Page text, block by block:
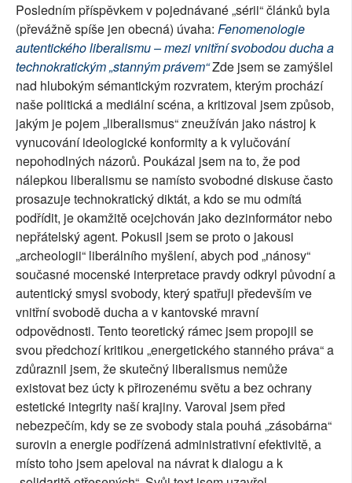
Posledním příspěvkem v pojednávané „sérii“ článků byla
(převážně spíše jen obecná) úvaha: Fenomenologie
autentického liberalismu – mezi vnitřní svobodou ducha a
technokratickým „stanným právem“Zde jsem se zamýšlel
nad hlubokým sémantickým rozvratem, kterým prochází
naše politická a mediální scéna, a kritizoval jsem způsob,
jakým je pojem „liberalismus“ zneužíván jako nástroj k
vynucování ideologické konformity a k vylučování
nepohodlných názorů. Poukázal jsem na to, že pod
nálepkou liberalismu se namísto svobodné diskuse často
prosazuje technokratický diktát, a kdo se mu odmítá
podřídit, je okamžitě ocejchován jako dezinformátor nebo
nepřátelský agent. Pokusil jsem se proto o jakousi
„archeologii“ liberálního myšlení, abych pod „nánosy“
současné mocenské interpretace pravdy odkryl původní a
autentický smysl svobody, který spatřuji především ve
vnitřní svobodě ducha a v kantovské mravní
odpovědnosti. Tento teoretický rámec jsem propojil se
svou předchozí kritikou „energetického stanného práva“ a
zdůraznil jsem, že skutečný liberalismus nemůže
existovat bez úcty k přirozenému světu a bez ochrany
estetické integrity naší krajiny. Varoval jsem před
nebezpečím, kdy se ze svobody stala pouhá „zásobárna“
surovin a energie podřízená administrativní efektivitě, a
místo toho jsem apeloval na návrat k dialogu a k